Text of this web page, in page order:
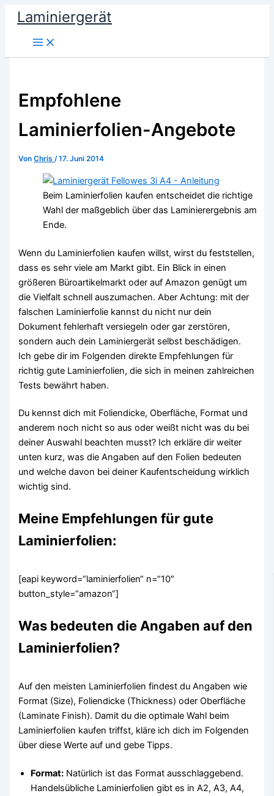
Zum
Inhalt
springen
Laminiergerät
Empfohlene
Laminierfolien-Angebote
VonChris/17. Juni 2014
Beim Laminierfolien kaufen entscheidet die richtige
Wahl der maßgeblich über das Laminierergebnis am
Ende.
Wenn du Laminierfolien kaufen willst, wirst du feststellen,
dass es sehr viele am Markt gibt. Ein Blick in einen
größeren Büroartikelmarkt oder auf Amazon genügt um
die Vielfalt schnell auszumachen. Aber Achtung: mit der
falschen Laminierfolie kannst du nicht nur dein
Dokument fehlerhaft versiegeln oder gar zerstören,
sondern auch dein Laminiergerät selbst beschädigen.
Ich gebe dir im Folgenden direkte Empfehlungen für
richtig gute Laminierfolien, die sich in meinen zahlreichen
Tests bewährt haben.
Du kennst dich mit Foliendicke, Oberfläche, Format und
anderem noch nicht so aus oder weißt nicht was du bei
deiner Auswahl beachten musst? Ich erkläre dir weiter
unten kurz, was die Angaben auf den Folien bedeuten
und welche davon bei deiner Kaufentscheidung wirklich
wichtig sind.
Meine Empfehlungen für gute
Laminierfolien:
[eapi keyword=“laminierfolien“ n=“10″
button_style=“amazon“]
Was bedeuten die Angaben auf den
Laminierfolien?
Auf den meisten Laminierfolien findest du Angaben wie
Format (Size), Foliendicke (Thickness) oder Oberfläche
(Laminate Finish). Damit du die optimale Wahl beim
Laminierfolien kaufen triffst, kläre ich dich im Folgenden
über diese Werte auf und gebe Tipps.
Format: Natürlich ist das Format ausschlaggebend.
Handelsübliche Laminierfolien gibt es in A2, A3, A4,